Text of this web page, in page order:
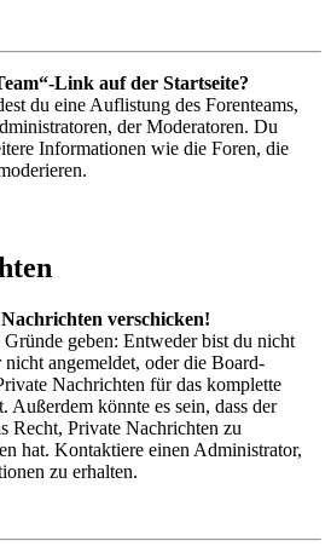
Link auf der Startseite?
du eine Auflistung des Forenteams,
der Moderatoren. Du
Informationen wie die Foren, die
verschicken!
geben: Entweder bist du nicht
angemeldet, oder die Board-
Nachrichten für das komplette
Außerdem könnte es sein, dass der
Recht, Private Nachrichten zu
hat. Kontaktiere einen Administrator,
zu erhalten.